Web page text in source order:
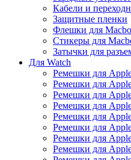
Кабели и
Защитные пленки
Флешки для
Стикеры для
Затычки для
Для Watch
Ремешки для
Ремешки для
Ремешки для
Ремешки для
Ремешки для
Ремешки для
Ремешки для
Ремешки для